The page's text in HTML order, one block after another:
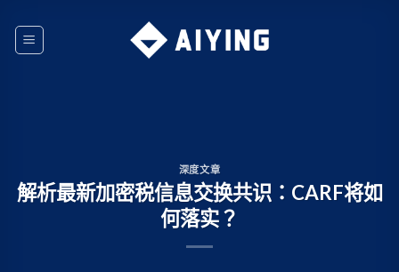
content
深度文章
解析最新加密税信息交换共识：CARF将如
何落实？